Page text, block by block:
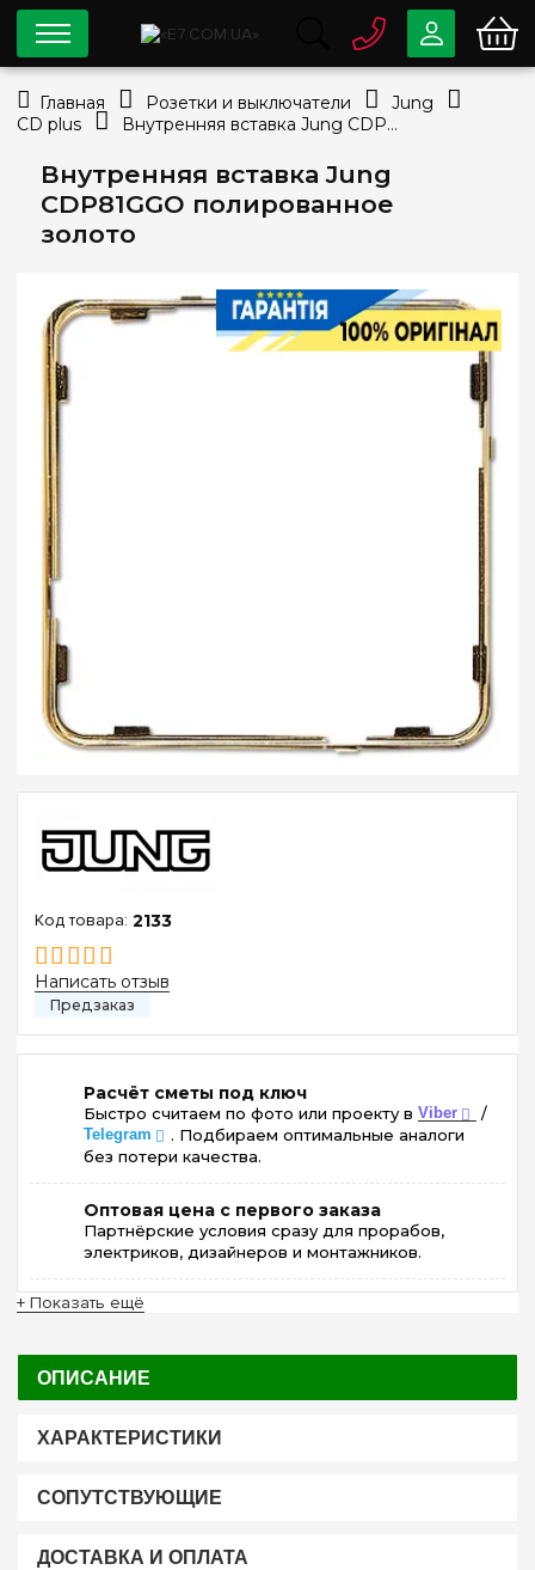
Внутренняя вставка Jung
CDP81GGO полированное
золото
2133
Написать отзыв
Расчёт сметы под ключ
Быстро считаем по фото или проекту в Viber /
Telegram
. Подбираем оптимальные аналоги
без потери качества.
Оптовая цена с первого заказа
Партнёрские условия сразу для прорабов,
электриков, дизайнеров и монтажников.
+ Показать ещё
ОПИСАНИЕ
ХАРАКТЕРИСТИКИ
СОПУТСТВУЮЩИЕ
ДОСТАВКА И ОПЛАТА
0 80033-63-07
info@e7.com.ua
044334-79-78
Viber Telegram
Главная Розетки и выключатели
Jung
CD plus
Внутренняя вставка Jung CDP81GGO полированное золото